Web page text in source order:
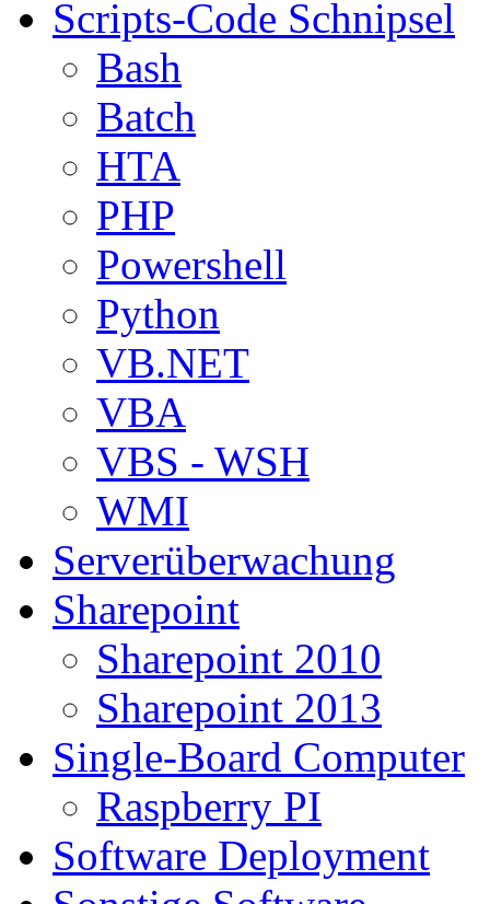
Scripts-Code Schnipsel
Bash
Batch
HTA
PHP
Powershell
Python
VB.NET
VBA
VBS - WSH
WMI
Serverüberwachung
Sharepoint
Sharepoint 2010
Sharepoint 2013
Single-Board Computer
Raspberry PI
Software Deployment